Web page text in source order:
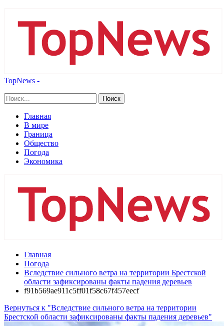
TopNews -
Главная
В мире
Граница
Общество
Погода
Экономика
Главная
Погода
Вследствие сильного ветра на территории Брестской
области зафиксированы факты падения деревьев
f91b569ae911c5ff01f58c67f457eecf
Вернуться к "Вследствие сильного ветра на территории
Брестской области зафиксированы факты падения деревьев"